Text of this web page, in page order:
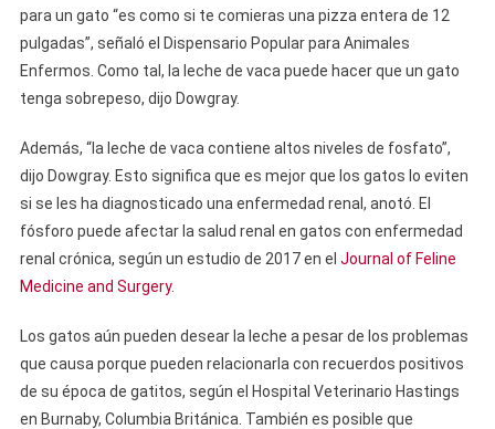
para un gato “es como si te comieras una pizza entera de 12
pulgadas”, señaló el Dispensario Popular para Animales
Enfermos. Como tal, la leche de vaca puede hacer que un gato
tenga sobrepeso, dijo Dowgray.
Además, “la leche de vaca contiene altos niveles de fosfato”,
dijo Dowgray. Esto significa que es mejor que los gatos lo eviten
si se les ha diagnosticado una enfermedad renal, anotó. El
fósforo puede afectar la salud renal en gatos con enfermedad
renal crónica, según un estudio de 2017 en el Journal of Feline
Medicine and Surgery.
Los gatos aún pueden desear la leche a pesar de los problemas
que causa porque pueden relacionarla con recuerdos positivos
de su época de gatitos, según el Hospital Veterinario Hastings
en Burnaby, Columbia Británica. También es posible que